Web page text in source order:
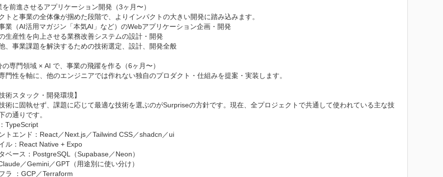
を前進させるアプリケーション開発（3ヶ月〜）
トと事業の全体像が掴めた段階で、よりインパクトの大きい開発に踏み込みます。
業（AI活用マガジン「本気AI」など）のWebアプリケーション企画・開発
生産性を向上させる業務改善システムの設計・開発
、事業課題を解決するための技術選定、設計、開発全般
の専門領域 × AI で、事業の飛躍を作る（6ヶ月〜）
門性を軸に、他のエンジニアでは作れない独自のプロダクト・仕組みを提案・実装します。
術スタック・開発環境】
術に固執せず、課題に応じて最適な技術を選ぶのがSurpriseの方針です。現在、全プロジェクトで共通して使われている主な技
の通りです。
TypeScript
トエンド：React／Next.js／Tailwind CSS／shadcn／ui
ル：React Native + Expo
ベース：PostgreSQL（Supabase／Neon）
／Gemini／GPT（用途別に使い分け）
ラ ：GCP／Terraform